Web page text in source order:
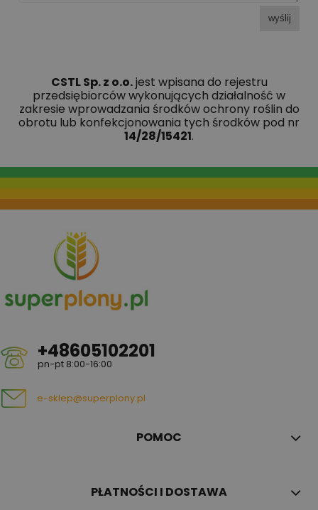
wyślij
CSTL Sp. z o.o.jest wpisana do rejestru
przedsiębiorców wykonujących działalność w
zakresie wprowadzania środków ochrony roślin do
obrotu lub konfekcjonowania tych środków pod nr
14/28/15421.
+48605102201
pn-pt 8:00-16:00
e-sklep@superplony.pl
POMOC
PŁATNOŚCI I DOSTAWA